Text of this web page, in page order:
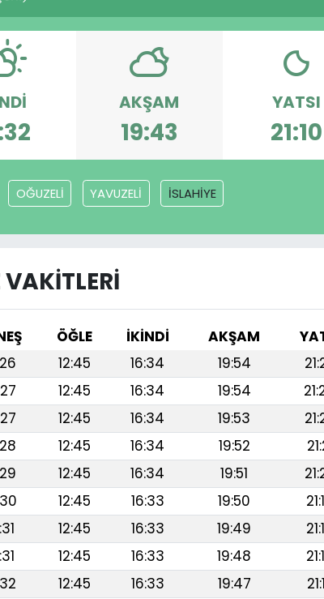
AKŞAM
19:43
YATSI
21:10
OĞUZELİ YAVUZELİ İSLAHİYE
ÖĞLE İKINDI AKŞAM
12:45 16:34 19:54
12:45 16:34 19:54
12:45 16:34 19:53
12:45 16:34 19:52
12:45 16:34 19:51
12:45 16:33 19:50
12:45 16:33 19:49
12:45 16:33 19:48
12:45 16:33 19:47